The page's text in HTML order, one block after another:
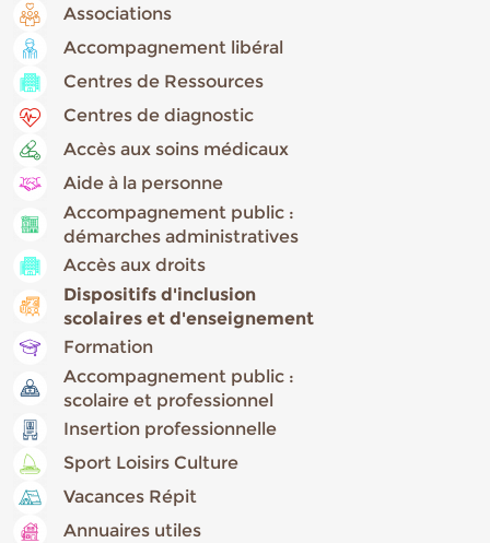
Associations
Accompagnement libéral
Centres de Ressources
Centres de diagnostic
Accès aux soins médicaux
Aide à la personne
Accompagnement public :
démarches administratives
Accès aux droits
Dispositifs d'inclusion
scolaires et d'enseignement
Formation
Accompagnement public :
scolaire et professionnel
Insertion professionnelle
Sport Loisirs Culture
Vacances Répit
Annuaires utiles